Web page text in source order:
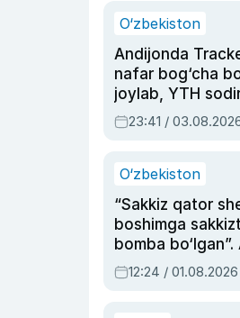
O‘zbekiston
Andijonda
nafar bog‘cha
joylab, YTH
ayolga sud hukmi
23:41 /
O‘zbekiston
“Sakkiz qator
boshimga
bomba
Oripovni siyosiy
ayblovlardan
12:24 / 01.08.2026